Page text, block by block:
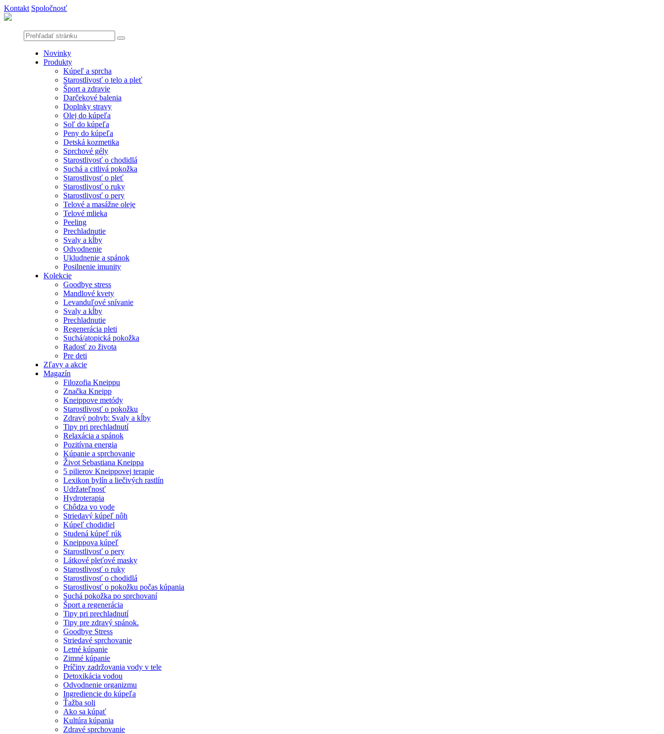
Kontakt Spoločnosť
Novinky
Produkty
Kúpeľ a sprcha
Starostlivosť o telo a pleť
Šport a zdravie
Darčekové balenia
Doplnky stravy
Olej do kúpeľa
Soľ do kúpeľa
Peny do kúpeľa
Detská kozmetika
Sprchové gély
Starostlivosť o chodidlá
Suchá a citlivá pokožka
Starostlivosť o pleť
Starostlivosť o ruky
Starostlivosť o pery
Telové a masážne oleje
Telové mlieka
Peeling
Prechladnutie
Svaly a kĺby
Odvodnenie
Ukludnenie a spánok
Posilnenie imunity
Kolekcie
Goodbye stress
Mandlové kvety
Levanduľové snívanie
Svaly a kĺby
Prechladnutie
Regenerácia pleti
Suchá/atopická pokožka
Radosť zo života
Pre deti
Zľavy a akcie
Magazín
Filozofia Kneippu
Značka Kneipp
Kneippove metódy
Starostlivosť o pokožku
Zdravý pohyb: Svaly a kĺby
Tipy pri prechladnutí
Relaxácia a spánok
Pozitívna energia
Kúpanie a sprchovanie
Život Sebastiana Kneippa
5 pilierov Kneippovej terapie
Lexikon bylín a liečivých rastlín
Udržateľnosť
Hydroterapia
Chôdza vo vode
Striedavý kúpeľ nôh
Kúpeľ chodidiel
Studená kúpeľ rúk
Kneippova kúpeľ
Starostlivosť o pery
Látkové pleťové masky
Starostlivosť o ruky
Starostlivosť o chodidlá
Starostlivosť o pokožku počas kúpania
Suchá pokožka po sprchovaní
Šport a regenerácia
Tipy pri prechladnutí
Tipy pre zdravý spánok.
Goodbye Stress
Striedavé sprchovanie
Letné kúpanie
Zimné kúpanie
Príčiny zadržovania vody v tele
Detoxikácia vodou
Odvodnenie organizmu
Ingrediencie do kúpeľa
Ťažba soli
Ako sa kúpať
Kultúra kúpania
Zdravé sprchovanie